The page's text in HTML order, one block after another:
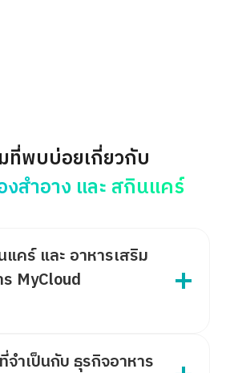
ที่พบบ่อยเกี่ยวกับ
งสำอาง และ สกินแคร์
คร์ และ อาหารเสริม
MyCloud
ำเป็นกับ ธุรกิจอาหาร